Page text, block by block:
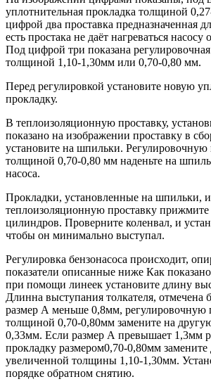
уплотнительная прокладка толщиной
цифрой два проставка предназначенная
есть простака не даёт нагреваться насосу
Под цифрой три показана
толщиной 1,10-1,30мм или 0,70-0,80 мм.
Перед регулировкой установите новую
прокладку.
В теплоизоляционную проставку,
показано на изображении проставку в
установите на шпильки. Регулировочную
толщиной 0,70-0,80 мм наденьте на
насоса.
Прокладки, установленные на шпильки, и
теплоизоляционную проставку
цилиндров. Проверните коленвал, и
чтобы он минимально выступал.
Регулировка бензонасоса происходит,
показатели описанные ниже Как
при помощи линеек установите длину
Длинна выступания толкателя, отмечена
размер А меньше 0,8мм, регулировочную
толщиной 0,70-0,80мм замените на
0,33мм. Если размер А превышает 1,3мм
прокладку размером0,70-0,80мм замените
увеличенной толщины 1,10-1,30мм.
порядке обратном снятию.